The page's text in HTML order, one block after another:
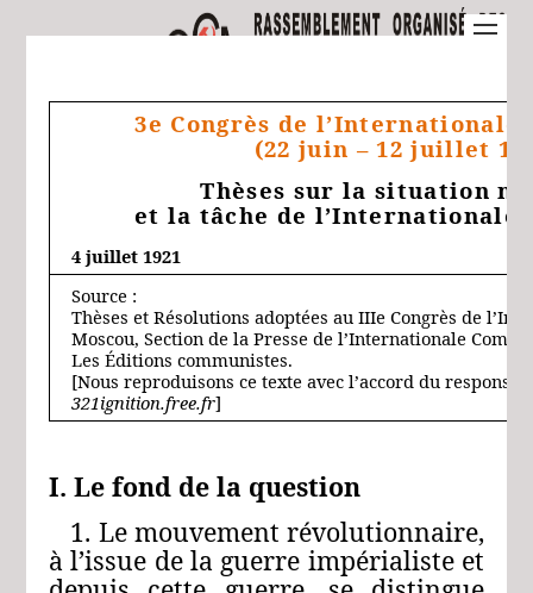
3e Congrès de l’Internationale
(22 juin – 12 juillet
Thèses sur la situation
et la tâche de l’Internationale
4 juillet 1921
Source :
Thèses et Résolutions adoptées au IIIe Congrès de
Moscou, Section de la Presse de l’Internationale
Les Éditions communistes.
[Nous reproduisons ce texte avec l’accord du
321ignition.free.fr]
I. Le fond de la question
1. Le mouvement révolutionnaire,
à l’issue de la guerre impérialiste et